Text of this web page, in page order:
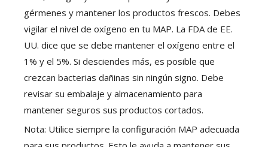
gérmenes y mantener los productos frescos. Debes
vigilar el nivel de oxígeno en tu MAP. La FDA de EE.
UU. dice que se debe mantener el oxígeno entre el
1% y el 5%. Si desciendes más, es posible que
crezcan bacterias dañinas sin ningún signo. Debe
revisar su embalaje y almacenamiento para
mantener seguros sus productos cortados.
Nota: Utilice siempre la configuración MAP adecuada